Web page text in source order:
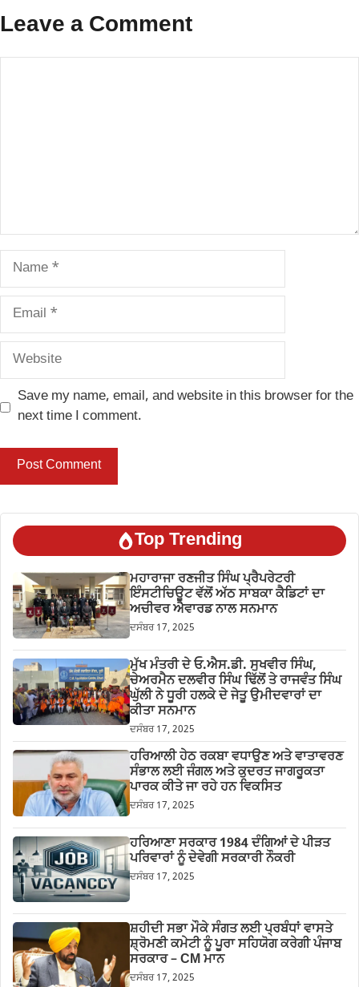
Leave a Comment
Name
Email
Website
Save my name, email, and website in this browser for the
next time I comment.
Top Trending
ਮਹਾਰਾਜਾ ਰਣਜੀਤ ਸਿੰਘ ਪ੍ਰੈਪਰੇਟਰੀ
ਇੰਸਟੀਚਿਊਟ ਵੱਲੋਂ ਅੱਠ ਸਾਬਕਾ ਕੈਡਿਟਾਂ ਦਾ
ਅਚੀਵਰ ਐਵਾਰਡ ਨਾਲ ਸਨਮਾਨ
ਦਸੰਬਰ 17, 2025
ਮੁੱਖ ਮੰਤਰੀ ਦੇ ਓ.ਐਸ.ਡੀ. ਸੁਖਵੀਰ ਸਿੰਘ,
ਚੇਅਰਮੈਨ ਦਲਵੀਰ ਸਿੰਘ ਢਿੱਲੋਂ ਤੇ ਰਾਜਵੰਤ ਸਿੰਘ
ਘੁੱਲੀ ਨੇ ਧੂਰੀ ਹਲਕੇ ਦੇ ਜੇਤੂ ਉਮੀਦਵਾਰਾਂ ਦਾ
ਕੀਤਾ ਸਨਮਾਨ
ਦਸੰਬਰ 17, 2025
ਹਰਿਆਲੀ ਹੇਠ ਰਕਬਾ ਵਧਾਉਣ ਅਤੇ ਵਾਤਾਵਰਣ
ਸੰਭਾਲ ਲਈ ਜੰਗਲ ਅਤੇ ਕੁਦਰਤ ਜਾਗਰੂਕਤਾ
ਪਾਰਕ ਕੀਤੇ ਜਾ ਰਹੇ ਹਨ ਵਿਕਸਿਤ
ਦਸੰਬਰ 17, 2025
ਹਰਿਆਣਾ ਸਰਕਾਰ 1984 ਦੰਗਿਆਂ ਦੇ ਪੀੜਤ
ਪਰਿਵਾਰਾਂ ਨੂੰ ਦੇਵੇਗੀ ਸਰਕਾਰੀ ਨੌਕਰੀ
ਦਸੰਬਰ 17, 2025
ਸ਼ਹੀਦੀ ਸਭਾ ਮੌਕੇ ਸੰਗਤ ਲਈ ਪ੍ਰਬੰਧਾਂ ਵਾਸਤੇ
ਸ਼੍ਰੋਮਣੀ ਕਮੇਟੀ ਨੂੰ ਪੂਰਾ ਸਹਿਯੋਗ ਕਰੇਗੀ ਪੰਜਾਬ
ਸਰਕਾਰ – CM ਮਾਨ
ਦਸੰਬਰ 17, 2025